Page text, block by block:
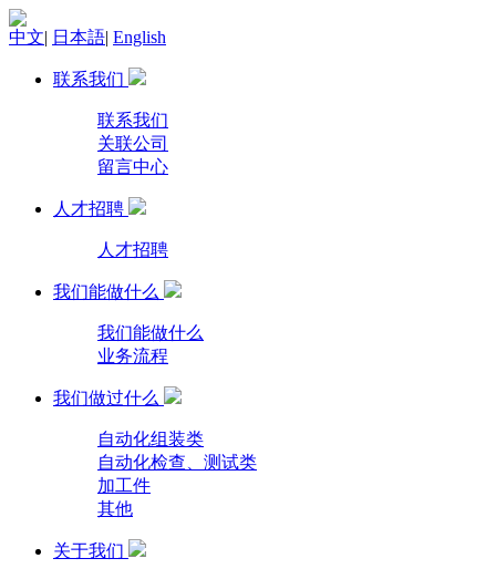
中文| 日本語| English
联系我们
联系我们
关联公司
留言中心
人才招聘
人才招聘
我们能做什么
我们能做什么
业务流程
我们做过什么
自动化组装类
自动化检查、测试类
加工件
其他
关于我们